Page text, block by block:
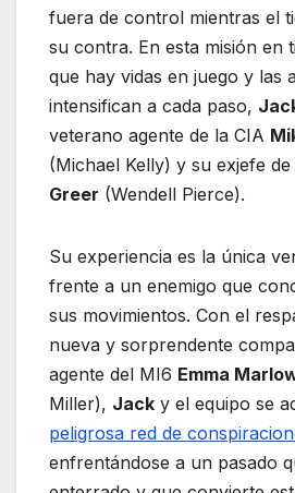
fuera de control mientras el
su contra. En esta misión en
que hay vidas en juego y las
intensifican a cada paso,
veterano agente de la CIA
(Michael Kelly) y su exjefe de
Greer (Wendell Pierce).
Su experiencia es la única
frente a un enemigo que
sus movimientos. Con el
nueva y sorprendente
agente del MI6 Emma
Miller), Jack y el equipo se
peligrosa red de
enfrentándose a un pasado